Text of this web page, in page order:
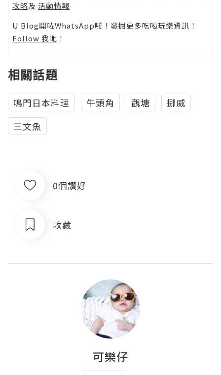
攻略及 活動情報
U Blog開咗WhatsApp啦！發掘更多吃喝玩樂資訊！
Follow 我哋 ！
相關話題
鳴門日本料理 牛頭角 觀塘
挪威
三文魚
0個讚好
收藏
可樂仔